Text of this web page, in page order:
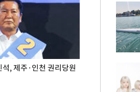
, 제주·인천 권리당원
무더위 잊는 도심